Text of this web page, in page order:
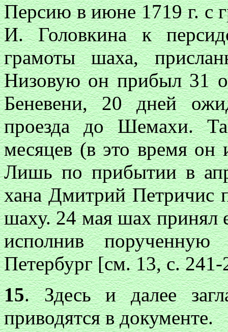
Персию в июне 1719 г. с
И. Головкина к
грамоты шаха,
Низовую он прибыл 31
Беневени, 20 дней
проезда до Шемахи.
месяцев (в это время он
Лишь по прибытии в
хана Дмитрий Петричис
шаху. 24 мая шах принял
исполнив
Петербург [см. 13, с.
15. Здесь и далее
приводятся в документе.